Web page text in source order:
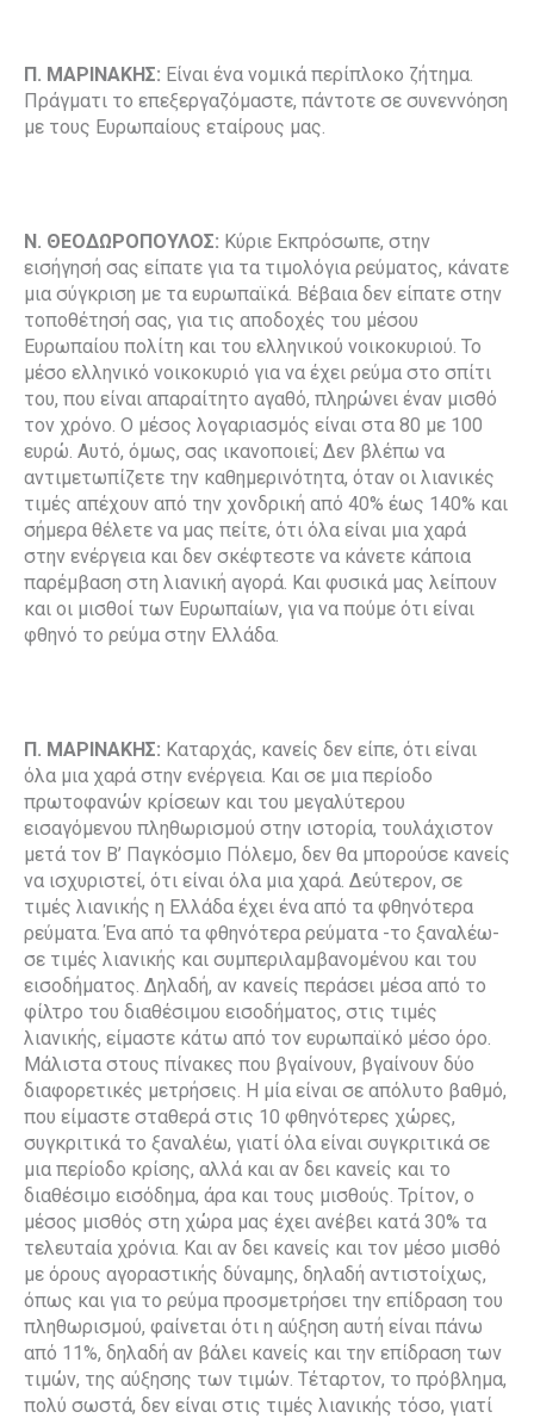
Π. ΜΑΡΙΝΑΚΗΣ: Είναι ένα νομικά περίπλοκο ζήτημα.
Πράγματι το επεξεργαζόμαστε, πάντοτε σε συνεννόηση
με τους Ευρωπαίους εταίρους μας.
Ν. ΘΕΟΔΩΡΟΠΟΥΛΟΣ: Κύριε Εκπρόσωπε, στην
εισήγησή σας είπατε για τα τιμολόγια ρεύματος, κάνατε
μια σύγκριση με τα ευρωπαϊκά. Βέβαια δεν είπατε στην
τοποθέτησή σας, για τις αποδοχές του μέσου
Ευρωπαίου πολίτη και του ελληνικού νοικοκυριού. Το
μέσο ελληνικό νοικοκυριό για να έχει ρεύμα στο σπίτι
του, που είναι απαραίτητο αγαθό, πληρώνει έναν μισθό
τον χρόνο. Ο μέσος λογαριασμός είναι στα 80 με 100
ευρώ. Αυτό, όμως, σας ικανοποιεί; Δεν βλέπω να
αντιμετωπίζετε την καθημερινότητα, όταν οι λιανικές
τιμές απέχουν από την χονδρική από 40% έως 140% και
σήμερα θέλετε να μας πείτε, ότι όλα είναι μια χαρά
στην ενέργεια και δεν σκέφτεστε να κάνετε κάποια
παρέμβαση στη λιανική αγορά. Και φυσικά μας λείπουν
και οι μισθοί των Ευρωπαίων, για να πούμε ότι είναι
φθηνό το ρεύμα στην Ελλάδα.
Π. ΜΑΡΙΝΑΚΗΣ: Καταρχάς, κανείς δεν είπε, ότι είναι
όλα μια χαρά στην ενέργεια. Και σε μια περίοδο
πρωτοφανών κρίσεων και του μεγαλύτερου
εισαγόμενου πληθωρισμού στην ιστορία, τουλάχιστον
μετά τον Β’ Παγκόσμιο Πόλεμο, δεν θα μπορούσε κανείς
να ισχυριστεί, ότι είναι όλα μια χαρά. Δεύτερον, σε
τιμές λιανικής η Ελλάδα έχει ένα από τα φθηνότερα
ρεύματα. Ένα από τα φθηνότερα ρεύματα -το ξαναλέω-
σε τιμές λιανικής και συμπεριλαμβανομένου και του
εισοδήματος. Δηλαδή, αν κανείς περάσει μέσα από το
φίλτρο του διαθέσιμου εισοδήματος, στις τιμές
λιανικής, είμαστε κάτω από τον ευρωπαϊκό μέσο όρο.
Μάλιστα στους πίνακες που βγαίνουν, βγαίνουν δύο
διαφορετικές μετρήσεις. Η μία είναι σε απόλυτο βαθμό,
που είμαστε σταθερά στις 10 φθηνότερες χώρες,
συγκριτικά το ξαναλέω, γιατί όλα είναι συγκριτικά σε
μια περίοδο κρίσης, αλλά και αν δει κανείς και το
διαθέσιμο εισόδημα, άρα και τους μισθούς. Τρίτον, ο
μέσος μισθός στη χώρα μας έχει ανέβει κατά 30% τα
τελευταία χρόνια. Και αν δει κανείς και τον μέσο μισθό
με όρους αγοραστικής δύναμης, δηλαδή αντιστοίχως,
όπως και για το ρεύμα προσμετρήσει την επίδραση του
πληθωρισμού, φαίνεται ότι η αύξηση αυτή είναι πάνω
από 11%, δηλαδή αν βάλει κανείς και την επίδραση των
τιμών, της αύξησης των τιμών. Τέταρτον, το πρόβλημα,
πολύ σωστά, δεν είναι στις τιμές λιανικής τόσο, γιατί